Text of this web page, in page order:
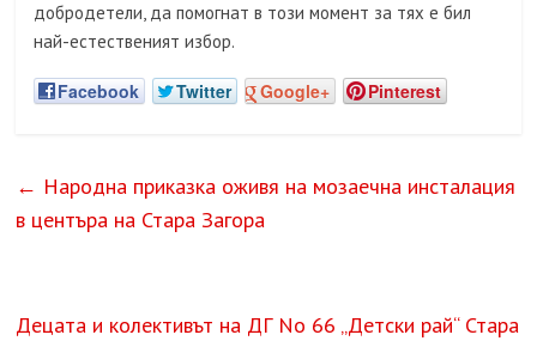
добродетели, да помогнат в този момент за тях е бил
най-естественият избор.
Facebook Twitter Google+ Pinterest
← Народна приказка оживя на мозаечна инсталация
в центъра на Стара Загора
Децата и колективът на ДГ No 66 „Детски рай“ Стара